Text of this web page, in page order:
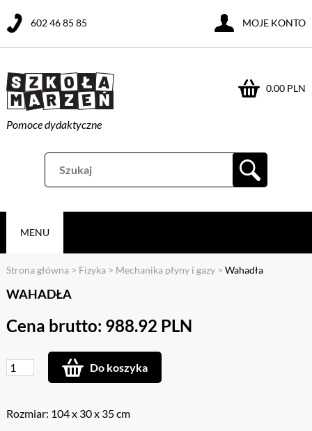
Pomoce dydaktyczne
0.00 PLN
602 46 85 85 MOJE KONTO
MENU
Strona główna > Fizyka > Mechanika płyny i gazy> Wahadła
WAHADŁA
Cena brutto: 988.92 PLN
Do koszyka
Rozmiar: 104 x 30 x 35 cm